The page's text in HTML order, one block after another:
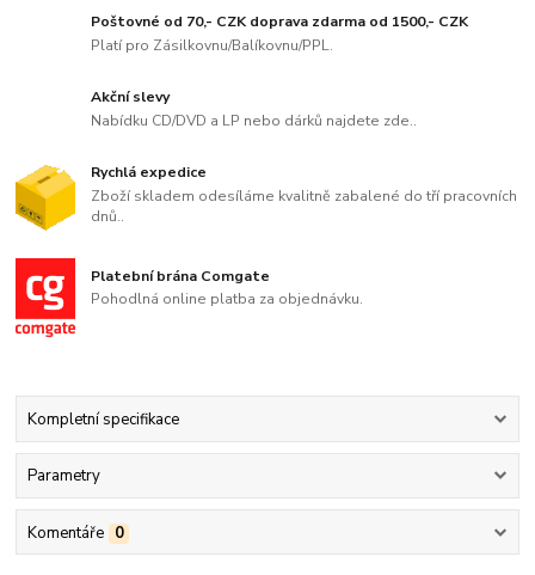
Poštovné od 70,- CZK doprava zdarma od 1500,- CZK
Platí pro Zásilkovnu/Balíkovnu/PPL.
Akční slevy
Nabídku CD/DVD a LP nebo dárků najdete zde..
Rychlá expedice
Zboží skladem odesíláme kvalitně zabalené do tří pracovních
dnů..
Platební brána Comgate
Pohodlná online platba za objednávku.
Kompletní specifikace
Parametry
Komentáře 0